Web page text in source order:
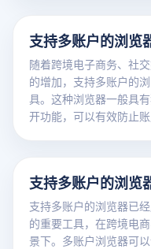
支持多账户的浏览
随着跨境电子商务、社
的增加，支持多账户的
具。这种浏览器一般具
开功能，可以有效防止
长期稳定运行。本文将
支持多账户的浏览
支持多账户的浏览器已
的重要工具，在跨境电
景下。多账户浏览器可